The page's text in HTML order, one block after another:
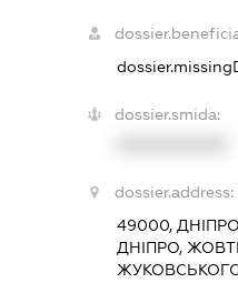
dossier.smida:
dossier.address:
49000,
ДНІПРО,